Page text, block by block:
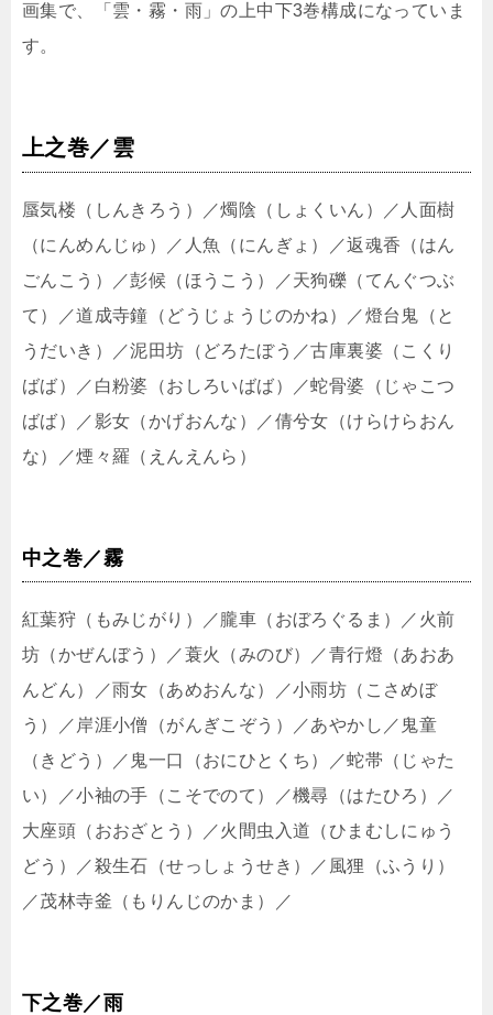
画集で、「雲・霧・雨」の上中下3巻構成になっていま
す。
上之巻／雲
蜃気楼（しんきろう）／燭陰（しょくいん）／人面樹
（にんめんじゅ）／人魚（にんぎょ）／返魂香（はん
ごんこう）／彭候（ほうこう）／天狗礫（てんぐつぶ
て）／道成寺鐘（どうじょうじのかね）／燈台鬼 （と
うだいき）／泥田坊 （どろたぼう／古庫裏婆（こくり
ばば）／ 白粉婆 （おしろいばば）／蛇骨婆 （じゃこつ
ばば）／影女（かげおんな）／倩兮女（けらけらおん
な）／煙々羅 （えんえんら）
中之巻／霧
紅葉狩 （もみじがり）／朧車（おぼろぐるま）／火前
坊（かぜんぼう）／蓑火（みのび）／青行燈（あおあ
んどん）／雨女（あめおんな）／小雨坊（こさめぼ
う）／岸涯小僧（がんぎこぞう）／あやかし／鬼童
（きどう）／鬼一口（おにひとくち）／蛇帯（じゃた
い）／小袖の手（こそでのて）／機尋（はたひろ）／
大座頭（おおざとう）／火間虫入道（ひまむしにゅう
どう）／殺生石（せっしょうせき）／風狸（ふうり）
／茂林寺釜（もりんじのかま）／
下之巻／雨